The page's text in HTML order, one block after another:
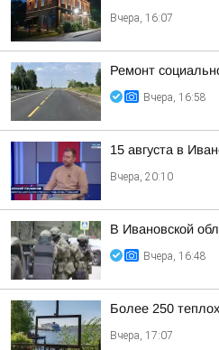
Вчера, 16:07
Ремонт
Вчера, 16:58
15 августа в
Вчера, 20:10
В Ивановской
Вчера, 16:48
Более 250
Вчера, 17:07